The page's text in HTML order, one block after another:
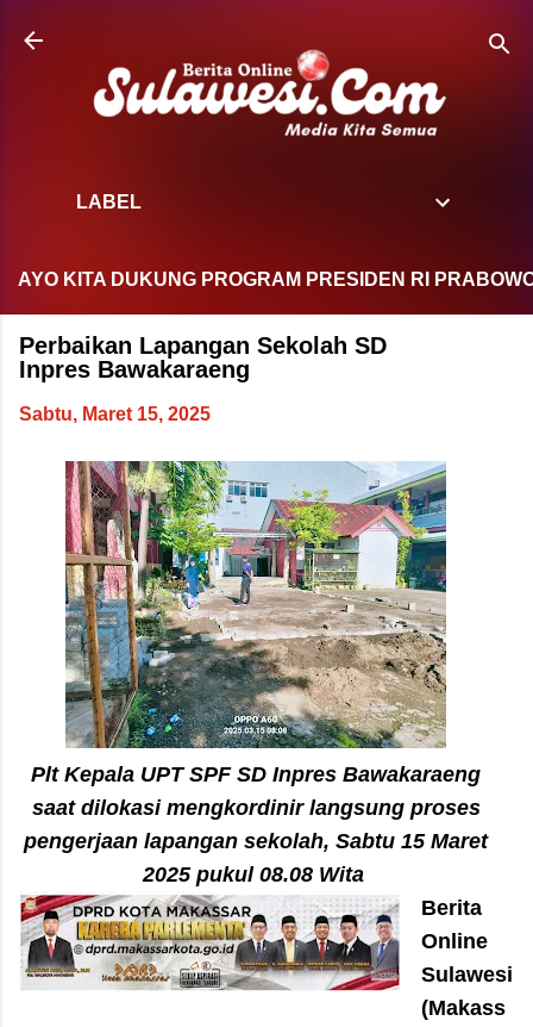
LABEL
DUKUNG PROGRAM PRESIDEN RI PRABOWO
Perbaikan Lapangan Sekolah SD
Inpres Bawakaraeng
Sabtu, Maret 15, 2025
Plt Kepala UPT SPF SD Inpres Bawakaraeng
saat dilokasi mengkordinir langsung proses
pengerjaan lapangan sekolah, Sabtu 15 Maret
2025 pukul 08.08 Wita
Berita
Online
Sulawesi
(Makass